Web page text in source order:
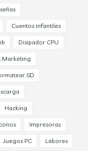
Cuentos infantiles
Disipador CPU
Marketing
SD
Hacking
Impresoras
Juegos PC Labores